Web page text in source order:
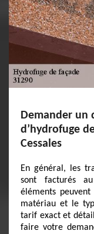
Demander un
d’hydrofuge
Cessales
En général, les
sont facturés
éléments
matériau et le
tarif exact et
faire votre